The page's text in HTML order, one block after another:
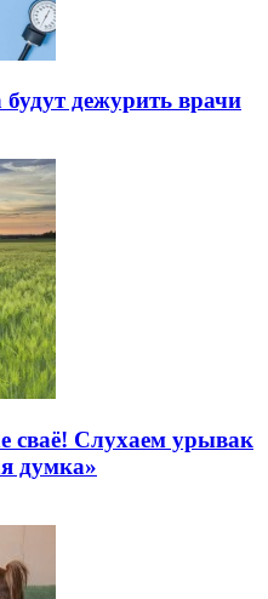
дежурить врачи
сваё! Слухаем урывак
думка»